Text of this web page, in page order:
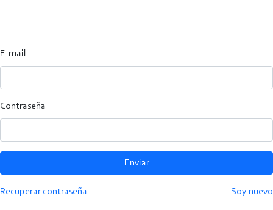
E-mail
Contraseña
Enviar
Recuperar contraseña Soy nuevo